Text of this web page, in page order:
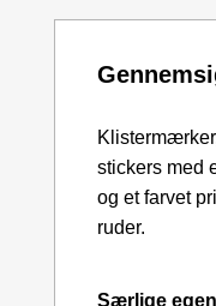
stickers med
og et farvet
ruder.
Særlige